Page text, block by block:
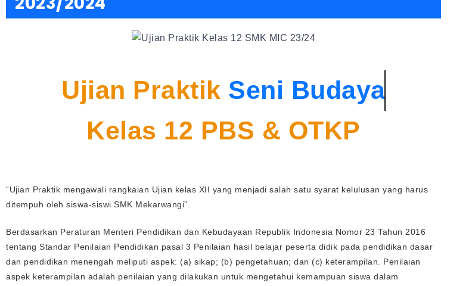
Ujian Praktik Seni Budaya
Kelas 12 PBS & OTKP
“Ujian Praktik mengawali rangkaian Ujian kelas XII yang menjadi salah satu syarat kelulusan yang harus
ditempuh oleh siswa-siswi SMK Mekarwangi”.
Berdasarkan Peraturan Menteri Pendidikan dan Kebudayaan Republik Indonesia Nomor 23 Tahun 2016
tentang Standar Penilaian Pendidikan pasal 3 Penilaian hasil belajar peserta didik pada pendidikan dasar
dan pendidikan menengah meliputi aspek: (a) sikap; (b) pengetahuan; dan (c) keterampilan. Penilaian
aspek keterampilan adalah penilaian yang dilakukan untuk mengetahui kemampuan siswa dalam